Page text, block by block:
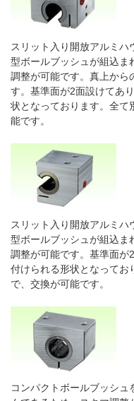
スリット入り開放アルミ
型ボールブッシュが組込ま
調整が可能です。真上から
す。基準面が2面設けてあ
状となっております。全て
能です。
スリット入り開放アルミ
型ボールブッシュが組込ま
調整が可能です。基準面が
付けられる形状となってお
で、交換が可能です。
コンパクトボールブッシ